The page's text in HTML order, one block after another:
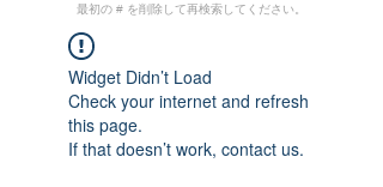
最初の # を削除して再検索してください。
Widget Didn’t Load
Check your internet and refresh
this page.
If that doesn’t work, contact us.